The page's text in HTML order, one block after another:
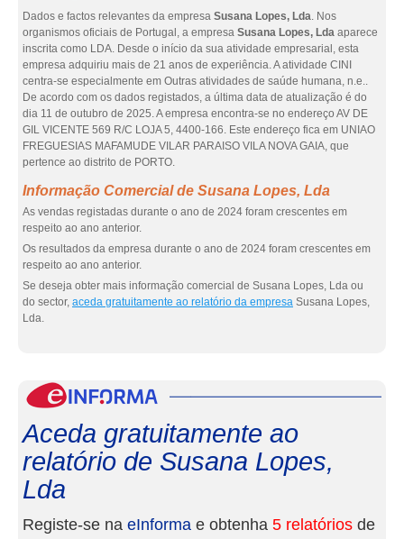
Dados e factos relevantes da empresa Susana Lopes, Lda. Nos
organismos oficiais de Portugal, a empresa Susana Lopes, Lda aparece
inscrita como LDA. Desde o início da sua atividade empresarial, esta
empresa adquiriu mais de 21 anos de experiência. A atividade CINI
centra-se especialmente em Outras atividades de saúde humana, n.e..
De acordo com os dados registados, a última data de atualização é do
dia 11 de outubro de 2025. A empresa encontra-se no endereço AV DE
GIL VICENTE 569 R/C LOJA 5, 4400-166. Este endereço fica em UNIAO
FREGUESIAS MAFAMUDE VILAR PARAISO VILA NOVA GAIA, que
pertence ao distrito de PORTO.
Informação Comercial de Susana Lopes, Lda
As vendas registadas durante o ano de 2024 foram crescentes em
respeito ao ano anterior.
Os resultados da empresa durante o ano de 2024 foram crescentes em
respeito ao ano anterior.
Se deseja obter mais informação comercial de Susana Lopes, Lda ou
do sector, aceda gratuitamente ao relatório da empresa Susana Lopes,
Lda.
Aceda gratuitamente ao
relatório de Susana Lopes,
Lda
Registe-se na eInforma e obtenha 5 relatórios de